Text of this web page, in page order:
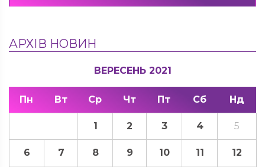
АРХІВ НОВИН
ВЕРЕСЕНЬ 2021
Пн Вт Ср Чт Пт Сб Нд
1 2 3 4 5
6 7 8 9 10 11 12